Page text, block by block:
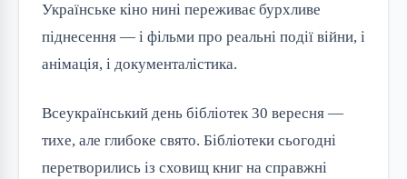
Українське кіно нині переживає бурхливе
піднесення — і фільми про реальні події війни, і
анімація, і документалістика.
Всеукраїнський день бібліотек 30 вересня —
тихе, але глибоке свято. Бібліотеки сьогодні
перетворились із сховищ книг на справжні